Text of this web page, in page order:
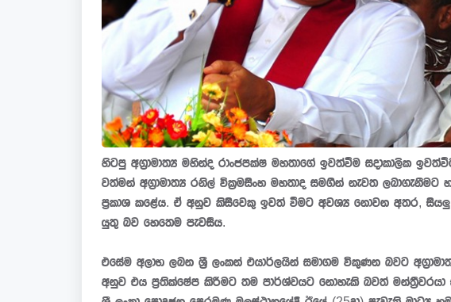
හිටපු අග්‍රාමාත්‍ය මහින්ද රාංජපක්ෂ මහතාගේ ඉවත්වීම සදාකාලික
වත්මන් අග්‍රාමාත්‍ය රනිල් වික්‍රමසිංහ මහතාද සමගින් නැවත
ප්‍රකාශ කළේය. ඒ අනුව කිසිවෙකු ඉවත් වීමට අවශ්‍ය නොවන අතර,
යුතු බව හෙතෙම පැවසීය.
එසේම අලාභ ලබන ශ්‍රී ලංකන් එයාර්ලයින් සමාගම විකුණන බවට
අනුව එය ප්‍රතික්ෂේප කිරීමට තම පාර්ශ්වයට නොහැකි බවත්